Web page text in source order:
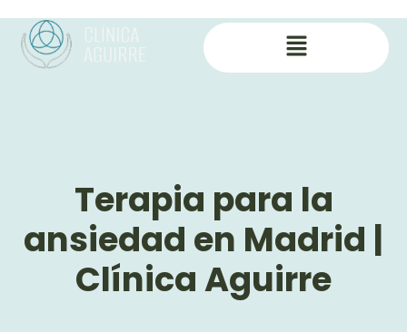
Terapia para la
ansiedad en Madrid |
Clínica Aguirre